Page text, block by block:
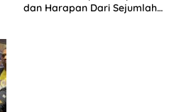
dan Harapan Dari Sejumlah